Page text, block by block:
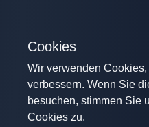
Cookies
Wir verwenden
verbessern. Wenn Sie
besuchen, stimmen Sie
Cookies zu.